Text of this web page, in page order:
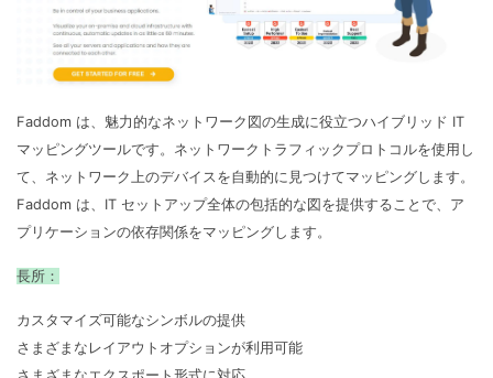
Faddom は、魅力的なネットワーク図の生成に役立つハイブリッド IT
マッピングツールです。ネットワークトラフィックプロトコルを使用し
て、ネットワーク上のデバイスを自動的に見つけてマッピングします。
Faddom は、IT セットアップ全体の包括的な図を提供することで、ア
プリケーションの依存関係をマッピングします。
長所：
カスタマイズ可能なシンボルの提供
さまざまなレイアウトオプションが利用可能